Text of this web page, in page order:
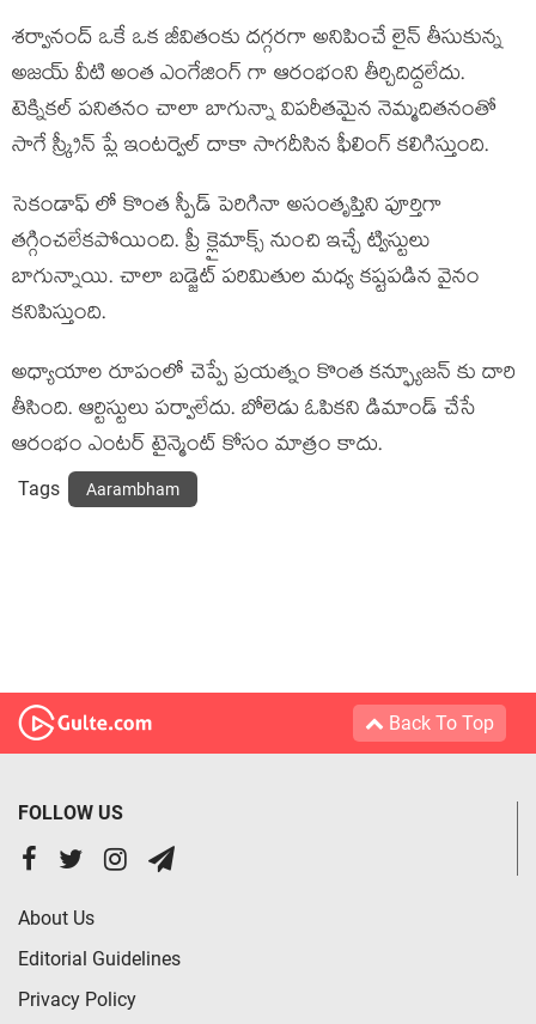
శర్వానంద్ ఒకే ఒక జీవితంకు దగ్గరగా అనిపించే లైన్ తీసుకున్న
అజయ్ వీటి అంత ఎంగేజింగ్ గా ఆరంభంని తీర్చిదిద్దలేదు.
టెక్నికల్ పనితనం చాలా బాగున్నా విపరీతమైన నెమ్మదితనంతో
సాగే స్క్రీన్ ప్లే ఇంటర్వెల్ దాకా సాగదీసిన ఫీలింగ్ కలిగిస్తుంది.
సెకండాఫ్ లో కొంత స్పీడ్ పెరిగినా అసంతృప్తిని పూర్తిగా
తగ్గించలేకపోయింది. ప్రీ క్లైమాక్స్ నుంచి ఇచ్చే ట్విస్టులు
బాగున్నాయి. చాలా బడ్జెట్ పరిమితుల మధ్య కష్టపడిన వైనం
కనిపిస్తుంది.
అధ్యాయాల రూపంలో చెప్పే ప్రయత్నం కొంత కన్ఫ్యూజన్ కు దారి
తీసింది. ఆర్టిస్టులు పర్వాలేదు. బోలెడు ఓపికని డిమాండ్ చేసే
ఆరంభం ఎంటర్ టైన్మెంట్ కోసం మాత్రం కాదు.
Tags Aarambham
Back To Top
FOLLOW US
About Us
Editorial Guidelines
Privacy Policy